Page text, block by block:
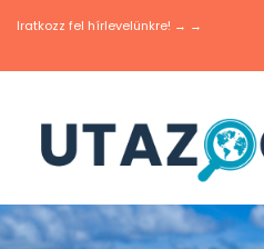
Iratkozz fel hírlevelünkre! → →